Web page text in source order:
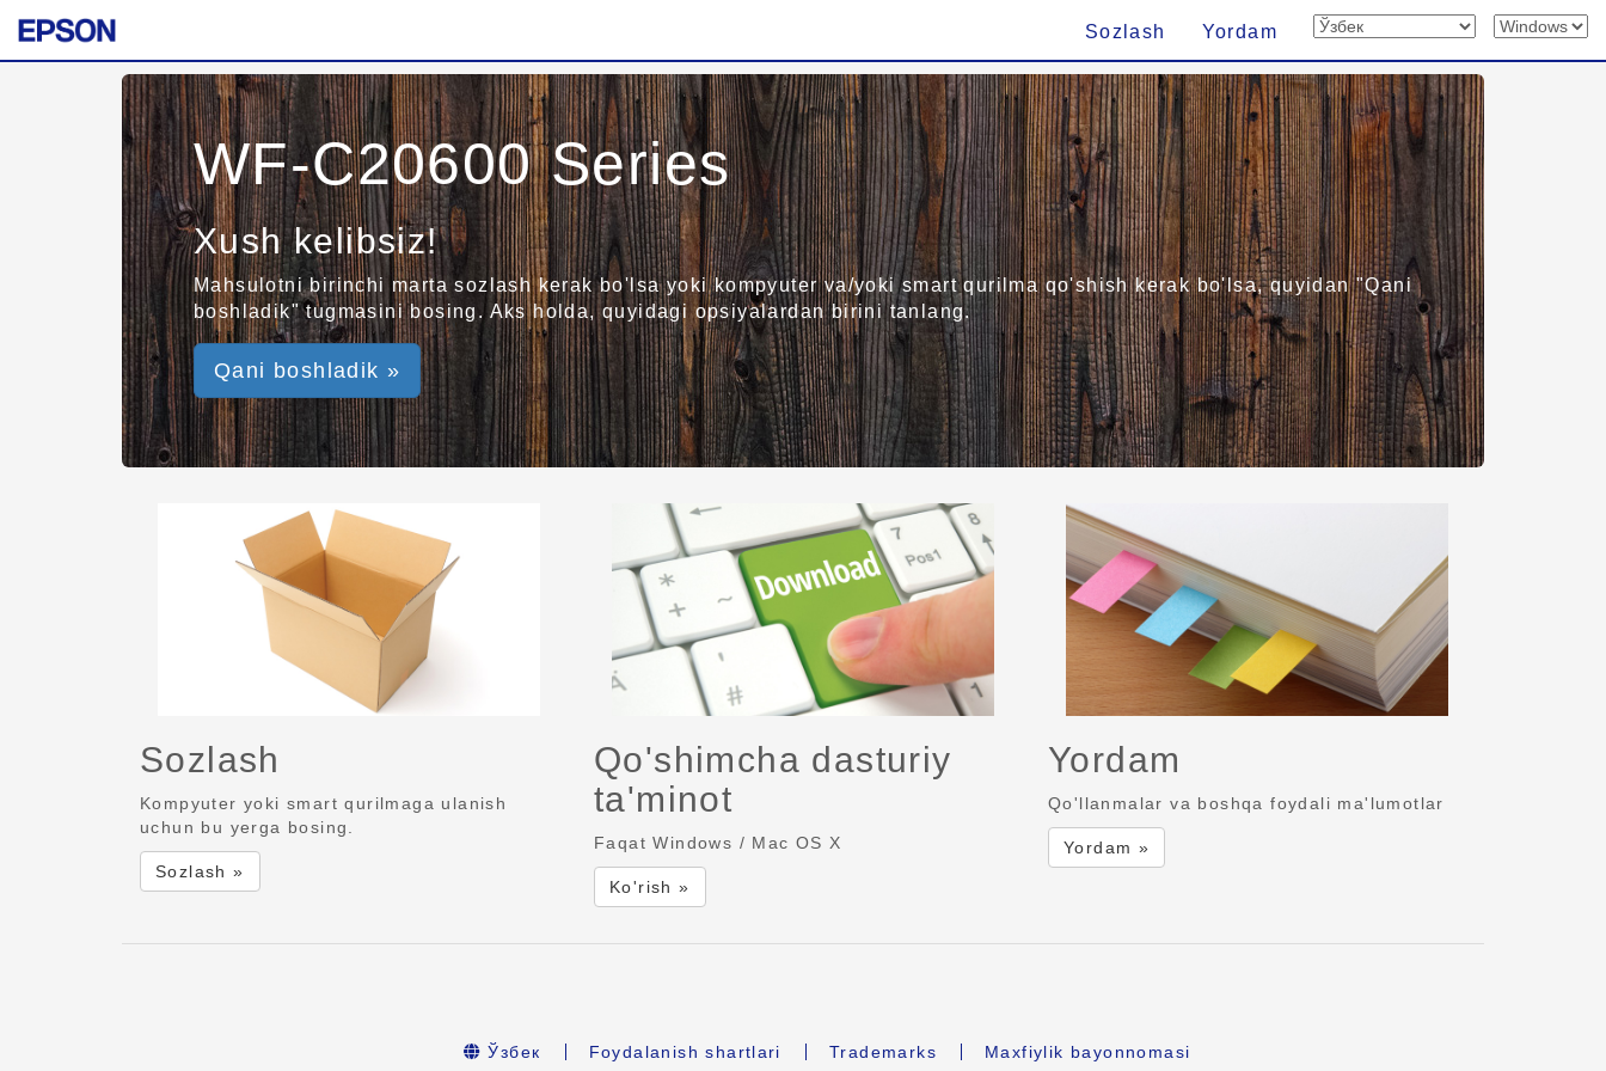
Sozlash Yordam
WF-C20600 Series
Xush kelibsiz!
Mahsulotni birinchi marta sozlash kerak bo'lsa yoki kompyuter va/yoki smart qurilma qo'shish kerak bo'lsa, quyidan "Qani
boshladik" tugmasini bosing. Aks holda, quyidagi opsiyalardan birini tanlang.
Qani boshladik »
Sozlash
Kompyuter yoki smart qurilmaga ulanish
uchun bu yerga bosing.
Sozlash »
Qo'shimcha dasturiy
ta'minot
Faqat Windows / Mac OS X
Ko'rish »
Yordam
Qo'llanmalar va boshqa foydali ma'lumotlar
Yordam »
Ўзбек Foydalanish shartlari Trademarks Maxfiylik bayonnomasi